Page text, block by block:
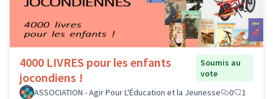
4000 LIVRES pour les enfants
jocondiens !
Soumis au
vote
ASSOCIATION - Agir Pour L'Éducation et la Jeunesse
0 1